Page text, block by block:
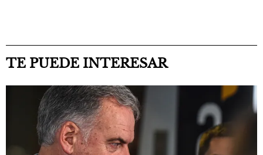
TE PUEDE INTERESAR